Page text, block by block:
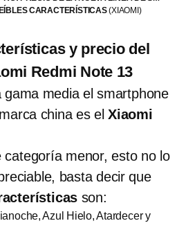
CARACTERÍSTICAS(XIAOMI)
y precio del
Redmi Note 13
gama media el smartphone
china es elXiaomi
categoría menor, esto no lo
basta decir que
son:
Azul Hielo, Atardecer y